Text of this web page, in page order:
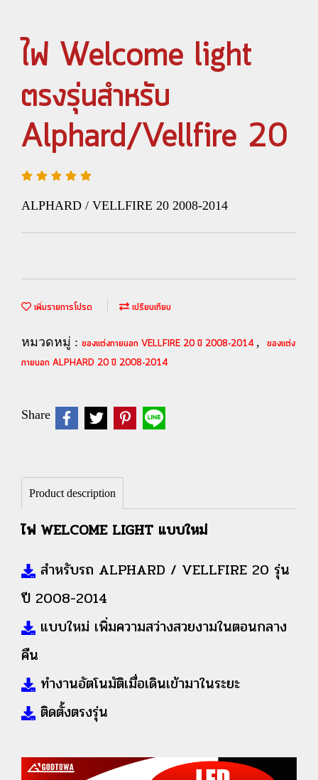
ไฟ Welcome light
ตรงรุ่นสำหรับ
Alphard/Vellfire 20
ALPHARD / VELLFIRE 20 2008-2014
เพิ่มรายการโปรด เปรียบเทียบ
หมวดหมู่ : ของแต่งภายนอก VELLFIRE 20 ปี 2008-2014 , ของแต่ง
ภายนอก ALPHARD 20 ปี 2008-2014
Share
Product description
ไฟ WELCOME LIGHT แบบใหม่
สำหรับรถ ALPHARD / VELLFIRE 20 รุ่น
ปี 2008-2014
แบบใหม่ เพิ่มความสว่างสวยงามในตอนกลาง
คืน
ทำงานอัตโนมัติเมื่อเดินเข้ามาในระยะ
ติดตั้งตรงรุ่น